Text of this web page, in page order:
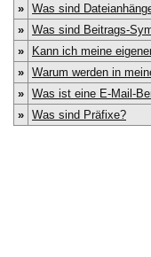
» Was sind
» Was sind Beitrags-
»
Kann ich meine
» Warum werden in
» Was ist eine E-Mail-
» Was sind Präfixe?